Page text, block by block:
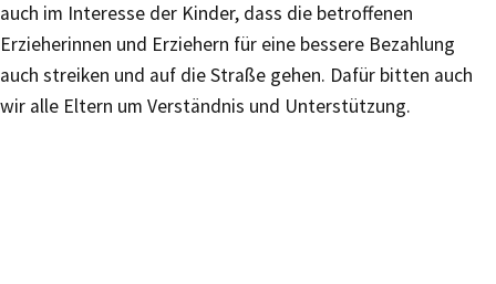
auch im Interesse der Kinder, dass die betroffenen
Erzieherinnen und Erziehern für eine bessere Bezahlung
auch streiken und auf die Straße gehen. Dafür bitten auch
wir alle Eltern um Verständnis und Unterstützung.